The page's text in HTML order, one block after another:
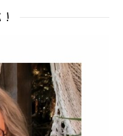
!